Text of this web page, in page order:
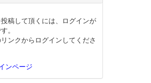
稿して頂くには、ログインが
。
ンクからログインしてくださ
ンページ